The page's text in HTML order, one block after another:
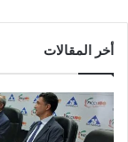
أخر المقالات